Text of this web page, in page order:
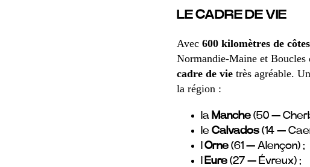
LE CADRE DE VIE
Avec 600 kilomètres de côtes
Normandie-Maine et Boucles
cadre de vietrès agréable.
la région :
la Manche(50 —
le Calvados(14 —
l’Orne(61 — Alençon) ;
l’ Eure(27 — Évreux) ;